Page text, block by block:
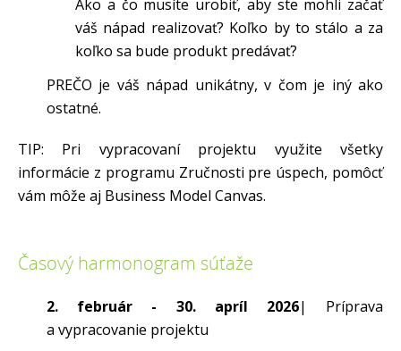
Ako a čo musíte urobiť, aby ste mohli začať
váš nápad realizovať? Koľko by to stálo a za
koľko sa bude produkt predávať?
PREČO je váš nápad unikátny, v čom je iný ako
ostatné.
TIP: Pri vypracovaní projektu využite všetky
informácie z programu Zručnosti pre úspech, pomôcť
vám môže aj Business Model Canvas.
Časový harmonogram súťaže
2. február - 30. apríl 2026| Príprava
a vypracovanie projektu